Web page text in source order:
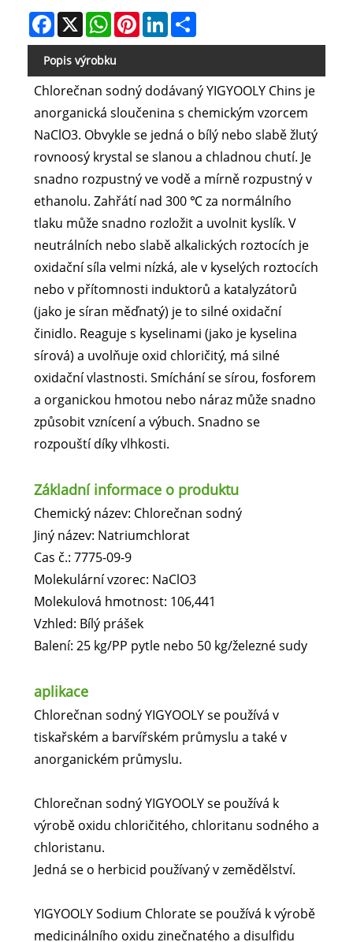
Facebook
X WhatsAppPinterestLinkedIn
Popis výrobku
Chlorečnan sodný dodávaný YIGYOOLY Chins je
anorganická sloučenina s chemickým vzorcem
NaClO3. Obvykle se jedná o bílý nebo slabě žlutý
rovnoosý krystal se slanou a chladnou chutí. Je
snadno rozpustný ve vodě a mírně rozpustný v
ethanolu. Zahřátí nad 300 ℃ za normálního
tlaku může snadno rozložit a uvolnit kyslík. V
neutrálních nebo slabě alkalických roztocích je
oxidační síla velmi nízká, ale v kyselých roztocích
nebo v přítomnosti induktorů a katalyzátorů
(jako je síran měďnatý) je to silné oxidační
činidlo. Reaguje s kyselinami (jako je kyselina
sírová) a uvolňuje oxid chloričitý, má silné
oxidační vlastnosti. Smíchání se sírou, fosforem
a organickou hmotou nebo náraz může snadno
způsobit vznícení a výbuch. Snadno se
rozpouští díky vlhkosti.
Základní informace o produktu
Chemický název: Chlorečnan sodný
Jiný název: Natriumchlorat
Cas č.: 7775-09-9
Molekulární vzorec: NaClO3
Molekulová hmotnost: 106,441
Vzhled: Bílý prášek
Balení: 25 kg/PP pytle nebo 50 kg/železné sudy
aplikace
Chlorečnan sodný YIGYOOLY se používá v
tiskařském a barvířském průmyslu a také v
anorganickém průmyslu.
Chlorečnan sodný YIGYOOLY se používá k
výrobě oxidu chloričitého, chloritanu sodného a
chloristanu.
Jedná se o herbicid používaný v zemědělství.
YIGYOOLY Sodium Chlorate se používá k výrobě
medicinálního oxidu zinečnatého a disulfidu